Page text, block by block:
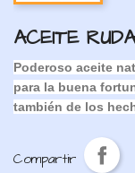
ACEITE RUDA
Poderoso aceite
para la buena
también de los
Compartir